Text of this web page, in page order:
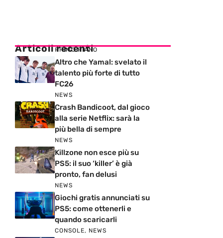
Articoli recenti
PRIMO PIANO
Altro che Yamal: svelato il
talento più forte di tutto
FC26
NEWS
Crash Bandicoot, dal gioco
alla serie Netflix: sarà la
più bella di sempre
NEWS
Killzone non esce più su
PS5: il suo ‘killer’ è già
pronto, fan delusi
NEWS
Giochi gratis annunciati su
PS5: come ottenerli e
quando scaricarli
CONSOLE, NEWS